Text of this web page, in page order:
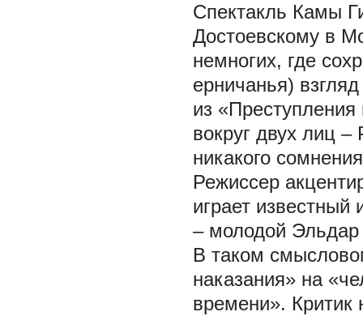
Спектакль Камы
Достоевскому в
немногих, где
ерничанья)
из
вокруг двух лиц
никакого
Режиссер
играет известный
– молодой
В таком
наказания» на
времени». Критик